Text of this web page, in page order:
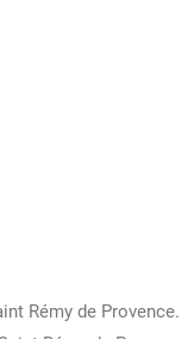
Rémy de Provence.